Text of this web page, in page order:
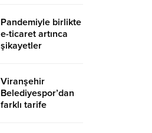
Pandemiyle birlikte
e-ticaret artınca
şikayetler
Viranşehir
Belediyespor’dan
farklı tarife